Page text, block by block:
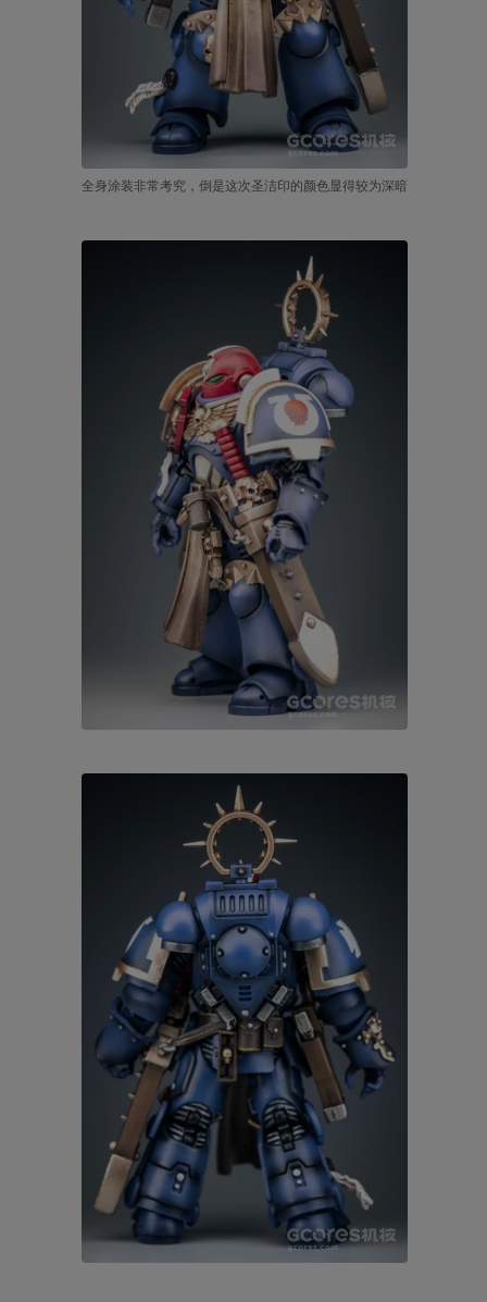
全身涂装非常考究，倒是这次圣洁印的颜色显得较为深暗